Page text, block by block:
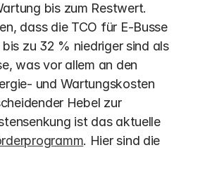
bis zum Restwert.
dass die TCO für E-Busse
zu 32 % niedriger sind als
was vor allem an den
und Wartungskosten
Hebel zur
sofortigen Kostensenkung ist das aktuelle
. Hier sind die